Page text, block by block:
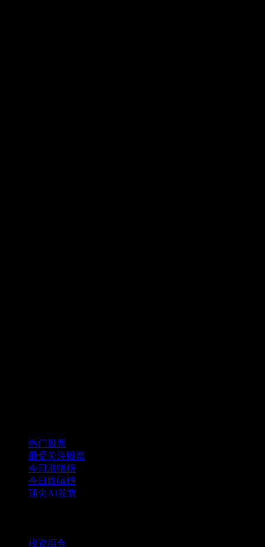
热门股票
最受关注股票
今日涨幅榜
今日跌幅榜
顶尖AI股票
投资组合